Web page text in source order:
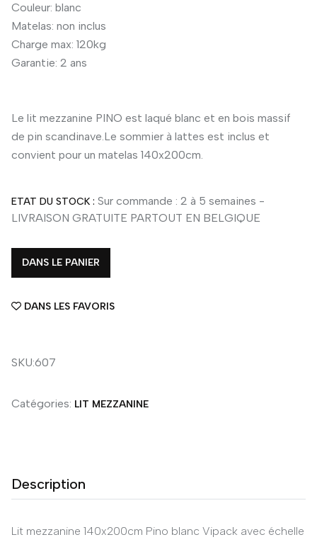
Couleur: blanc
Matelas: non inclus
Charge max: 120kg
Garantie: 2 ans
Le lit mezzanine PINO est laqué blanc et en bois massif
de pin scandinave.Le sommier à lattes est inclus et
convient pour un matelas 140x200cm.
ETAT DU STOCK : Sur commande : 2 à 5 semaines -
LIVRAISON GRATUITE PARTOUT EN BELGIQUE
DANS LE PANIER
DANS LES FAVORIS
SKU:607
Catégories: LIT MEZZANINE
Description
Lit mezzanine 140x200cm Pino blanc Vipack avec échelle